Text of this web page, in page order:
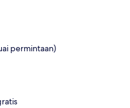
permintaan)